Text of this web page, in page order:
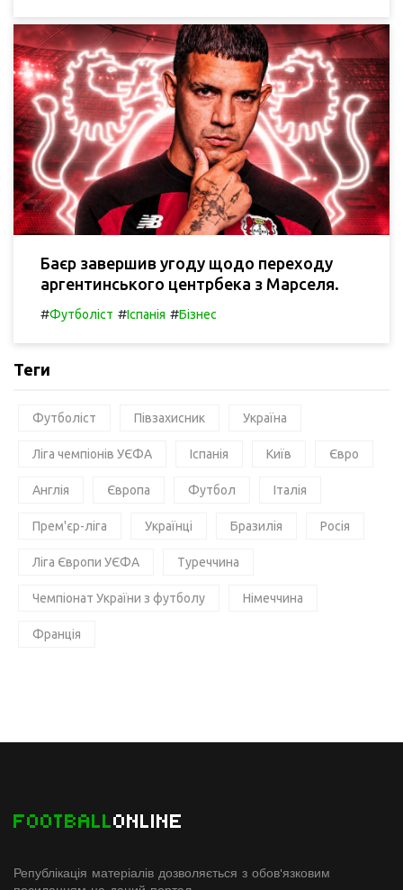
Баєр завершив угоду щодо переходу
аргентинського центрбека з Марселя.
#Футболіст #Іспанія #Бізнес
Теги
Футболіст Півзахисник Україна
Ліга чемпіонів УЄФА Іспанія Київ Євро
Англія Європа Футбол Італія
Прем'єр-ліга Українці Бразилія Росія
Ліга Європи УЄФА Туреччина
Чемпіонат України з футболу Німеччина
Франція
FOOTBALLONLINE
Републікація матеріалів дозволяється з обов'язковим